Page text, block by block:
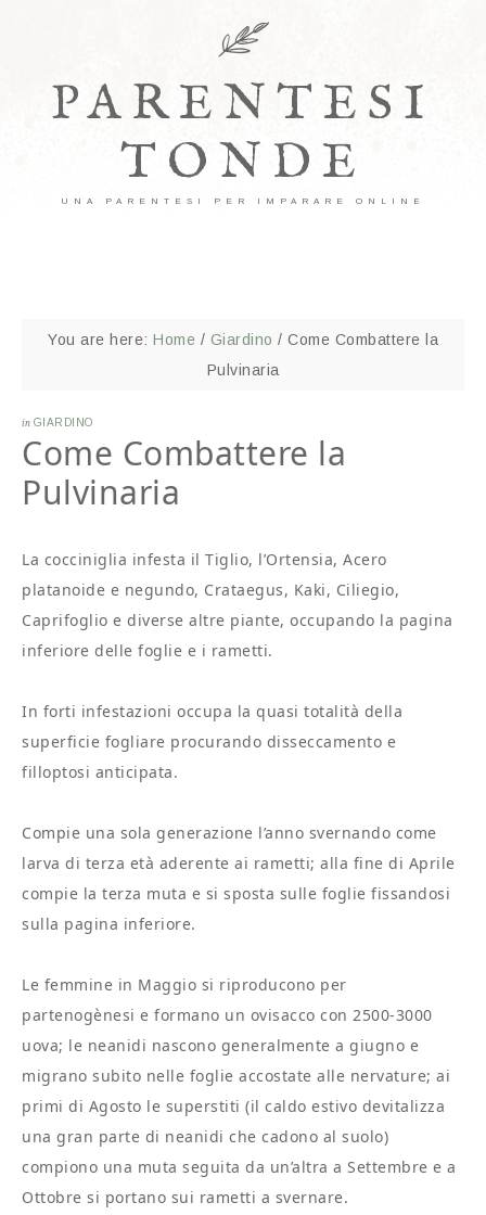
PARENTESI
TONDE
UNA PARENTESI PER IMPARARE ONLINE
You are here: Home / Giardino / Come Combattere la
Pulvinaria
in GIARDINO
Come Combattere la
Pulvinaria
La cocciniglia infesta il Tiglio, l’Ortensia, Acero
platanoide e negundo, Crataegus, Kaki, Ciliegio,
Caprifoglio e diverse altre piante, occupando la pagina
inferiore delle foglie e i rametti.
In forti infestazioni occupa la quasi totalità della
superficie fogliare procurando disseccamento e
filloptosi anticipata.
Compie una sola generazione l’anno svernando come
larva di terza età aderente ai rametti; alla fine di Aprile
compie la terza muta e si sposta sulle foglie fissandosi
sulla pagina inferiore.
Le femmine in Maggio si riproducono per
partenogènesi e formano un ovisacco con 2500-3000
uova; le neanidi nascono generalmente a giugno e
migrano subito nelle foglie accostate alle nervature; ai
primi di Agosto le superstiti (il caldo estivo devitalizza
una gran parte di neanidi che cadono al suolo)
compiono una muta seguita da un’altra a Settembre e a
Ottobre si portano sui rametti a svernare.